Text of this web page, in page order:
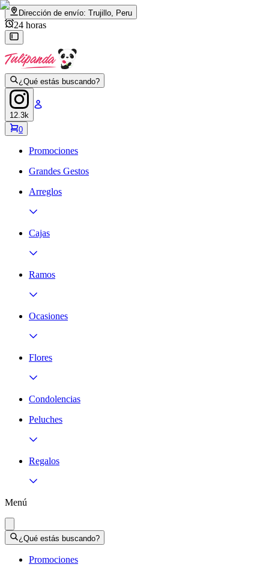
Dirección de envío: Trujillo, Peru
24 horas
¿Qué estás buscando?
12.3k
0
Promociones
Grandes Gestos
Arreglos
Cajas
Ramos
Ocasiones
Flores
Condolencias
Peluches
Regalos
Menú
¿Qué estás buscando?
Promociones